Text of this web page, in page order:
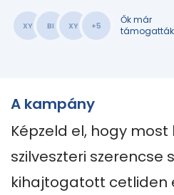
XY BI XY +5
Ők már
támogatták
A kampány
Képzeld el, hogy
szilveszteri szerencse
kihajtogatott cetliden